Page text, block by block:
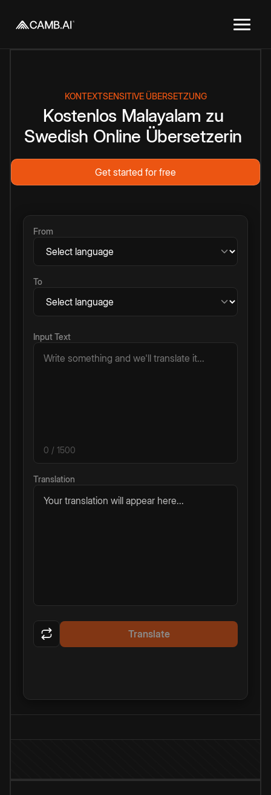
KONTEXTSENSITIVE ÜBERSETZUNG
Kostenlos Malayalam zu
Swedish Online Übersetzerin
Get started for free
From
To
Input Text
0 / 1500
Translation
Your translation will appear here...
Translate